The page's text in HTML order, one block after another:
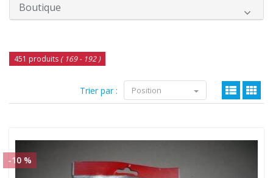
Boutique
451 produits ( 169 - 192 )
Trier par : Position
-10 %